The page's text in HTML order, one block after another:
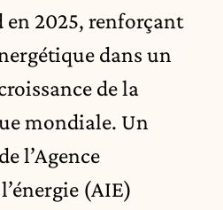
2025, renforçant
dans un
de la
mondiale. Un
l’Agence
(AIE)